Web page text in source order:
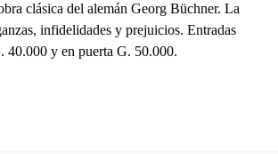
clásica del alemán Georg Büchner. La
infidelidades y prejuicios. Entradas
40.000 y en puerta G. 50.000.